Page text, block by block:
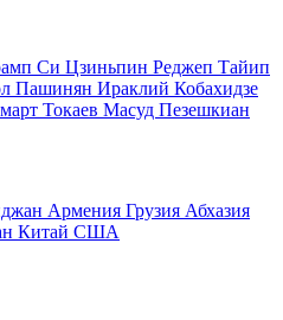
Си Цзиньпин Реджеп Тайип
Пашинян Ираклий Кобахидзе
Токаев Масуд Пезешкиан
Армения Грузия Абхазия
Китай США